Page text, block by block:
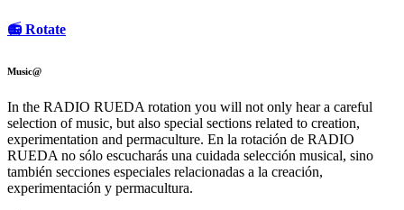
📻 Rotate
Music@
In the RADIO RUEDA rotation you will not only hear a careful
selection of music, but also special sections related to creation,
experimentation and permaculture. En la rotación de RADIO
RUEDA no sólo escucharás una cuidada selección musical, sino
también secciones especiales relacionadas a la creación,
experimentación y permacultura.